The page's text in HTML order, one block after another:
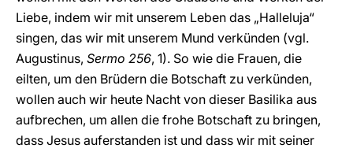
Liebe, indem wir mit unserem Leben das „Halleluja“
singen, das wir mit unserem Mund verkünden (vgl.
Augustinus, Sermo 256, 1). So wie die Frauen, die
eilten, um den Brüdern die Botschaft zu verkünden,
wollen auch wir heute Nacht von dieser Basilika aus
aufbrechen, um allen die frohe Botschaft zu bringen,
dass Jesus auferstanden ist und dass wir mit seiner